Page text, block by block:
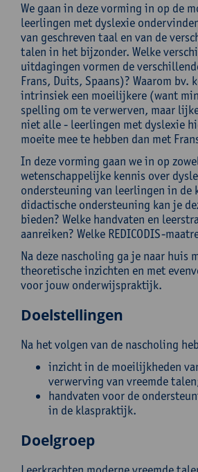
We gaan in deze vorming in op de
leerlingen met dyslexie
van geschreven taal en van de
talen in het bijzonder. Welke
uitdagingen vormen de
Frans, Duits, Spaans)? Waarom bv.
intrinsiek een moeilijkere (want
spelling om te verwerven, maar
niet alle - leerlingen met dyslexie
moeite mee te hebben dan met
In deze vorming gaan we in op
wetenschappelijke kennis over
ondersteuning van leerlingen in de
didactische ondersteuning kan je
bieden? Welke handvaten en
aanreiken? Welke REDICODIS-
Na deze nascholing ga je naar huis
theoretische inzichten en met
voor jouw onderwijspraktijk.
Doelstellingen
Na het volgen van de nascholing
inzicht in de moeilijkheden
verwerving van vreemde
handvaten voor de
in de klaspraktijk.
Doelgroep